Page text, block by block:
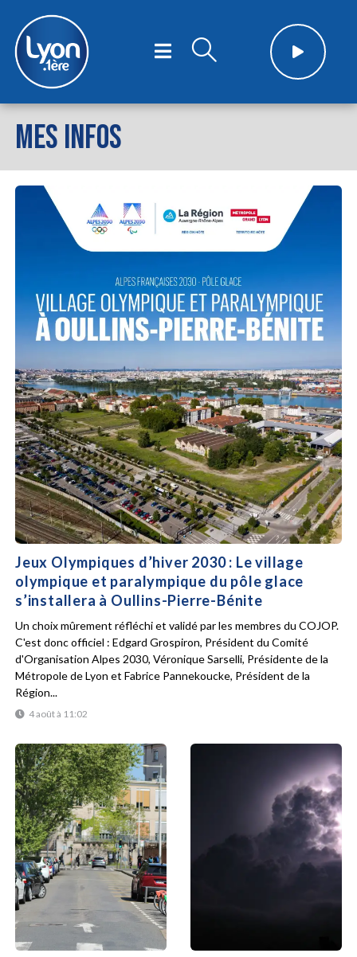
MES INFOS
Jeux Olympiques d’hiver 2030 : Le village
olympique et paralympique du pôle glace
s’installera à Oullins-Pierre-Bénite
4 août à 11:02
Un choix mûrement réfléchi et validé par les membres du COJOP.
C'est donc officiel : Edgard Grospiron, Président du Comité
d'Organisation Alpes 2030, Véronique Sarselli, Présidente de la
Métropole de Lyon et Fabrice Pannekoucke, Président de la
Région...